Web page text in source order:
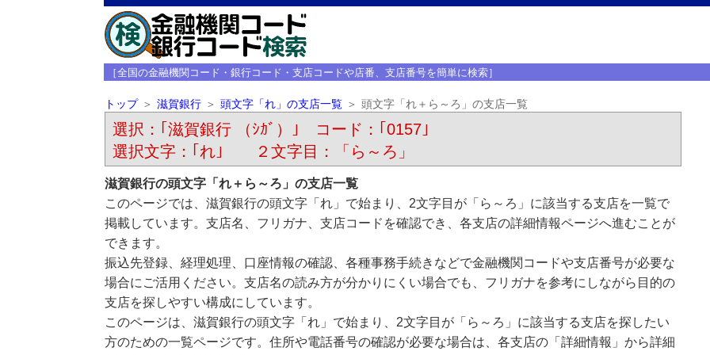
［全国の金融機関コード・銀行コード・支店コードや店番、支店番号を簡単に検索］
トップ 滋賀銀行 頭文字「れ」の支店一覧 頭文字「れ＋ら～ろ」の支店一覧
選択：｢滋賀銀行 （ｼｶﾞ）｣ コード：｢0157｣
選択文字：｢れ｣ ２文字目：「ら～ろ」
滋賀銀行の頭文字「れ＋ら～ろ」の支店一覧
このページでは、滋賀銀行の頭文字「れ」で始まり、2文字目が「ら～ろ」に該当する支店を一覧で
掲載しています。支店名、フリガナ、支店コードを確認でき、各支店の詳細情報ページへ進むことが
できます。
振込先登録、経理処理、口座情報の確認、各種事務手続きなどで金融機関コードや支店番号が必要な
場合にご活用ください。支店名の読み方が分かりにくい場合でも、フリガナを参考にしながら目的の
支店を探しやすい構成にしています。
このページは、滋賀銀行の頭文字「れ」で始まり、2文字目が「ら～ろ」に該当する支店を探したい
方のための一覧ページです。住所や電話番号の確認が必要な場合は、各支店の「詳細情報」から詳細